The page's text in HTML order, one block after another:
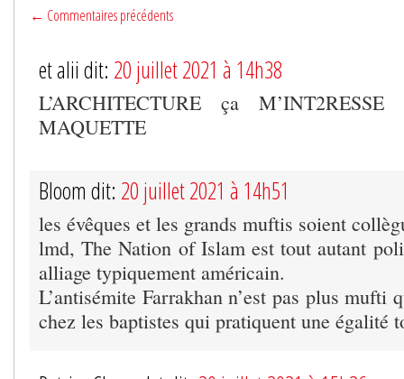
← Commentaires précédents
et alii dit: 20 juillet 2021 à 14h38
L’ARCHITECTURE ça
MAQUETTE
Bloom dit: 20 juillet 2021 à 14h51
les évêques et les grands muftis soient
lmd, The Nation of Islam est tout autant
alliage typiquement américain.
L’antisémite Farrakhan n’est pas plus mufti
chez les baptistes qui pratiquent une égalité